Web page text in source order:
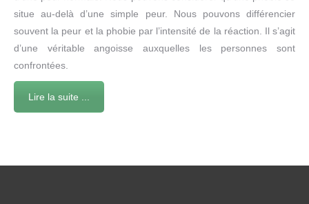
situe au-delà d’une simple peur. Nous pouvons différencier
souvent la peur et la phobie par l’intensité de la réaction. Il s’agit
d’une véritable angoisse auxquelles les personnes sont
confrontées.
Lire la suite ...